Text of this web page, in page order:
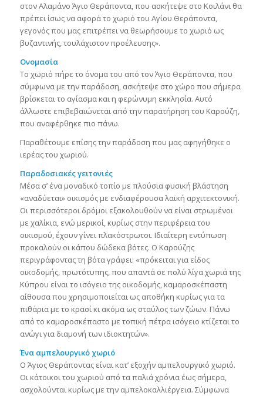
στον Αλαμάνο Άγιο Θεράποντα, που ασκήτεψε στο Κοιλάνι θα
πρέπει ίσως να αφορά το χωριό του Αγίου Θεράποντα,
γεγονός που μας επιτρέπει να θεωρήσουμε το χωριό ως
βυζαντινής, τουλάχιστον προέλευσης».
Ονομασία
Το χωριό πήρε το όνομα του από τον Άγιο Θεράποντα, που
σύμφωνα με την παράδοση, ασκήτεψε στο χώρο που σήμερα
βρίσκεται το αγίασμα και η φερώνυμη εκκλησία. Αυτό
άλλωστε επιβεβαιώνεται από την παρατήρηση του Καρούζη,
που αναφέρθηκε πιο πάνω.
Παραθέτουμε επίσης την παράδοση που μας αφηγήθηκε ο
ιερέας του χωριού.
Παραδοσιακές γειτονιές
Μέσα σ’ ένα μοναδικό τοπίο με πλούσια φυσική βλάστηση
«αναδύεται» οικισμός με ενδιαφέρουσα λαϊκή αρχιτεκτονική.
Οι περισσότεροι δρόμοι εξακολουθούν να είναι στρωμένοι
με χαλίκια, ενώ μερικοί, κυρίως στην περιφέρεια του
οικισμού, έχουν γίνει πλακόστρωτοι. Ιδιαίτερη εντύπωση
προκαλούν οι κάπου δώδεκα βότες. Ο Καρούζης
περιγράφοντας τη βότα γράφει: «πρόκειται για είδος
οικοδομής, πρωτότυπης, που απαντά σε πολύ λίγα χωριά της
Κύπρου είναι το ισόγειο της οικοδομής, καμαροσκέπαστη
αίθουσα που χρησιμοποιείται ως αποθήκη κυρίως για τα
πιθάρια με το κρασί κι ακόμα ως σταύλος των ζώων. Πάνω
από το καμαροσκέπαστο με τοπική πέτρα ισόγειο κτίζεται το
ανώγι για διαμονή των ιδιοκτητών».
Ένα αμπελουργικό χωριό
O Άγιος Θεράποντας είναι κατ’ εξοχήν αμπελουργικό χωριό.
Οι κάτοικοι του χωριού από τα παλιά χρόνια έως σήμερα,
ασχολούνται κυρίως με την αμπελοκαλλιέργεια. Σύμφωνα